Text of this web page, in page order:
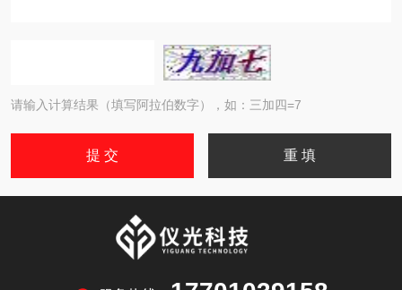
请输入计算结果（填写阿拉伯数字），如：三加四=7